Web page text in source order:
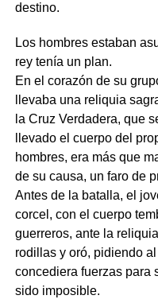
destino.
Los hombres estaban
rey tenía un plan.
En el corazón de su
llevaba una reliquia
la Cruz Verdadera, que
llevado el cuerpo del
hombres, era más que
de su causa, un faro de
Antes de la batalla, el
corcel, con el cuerpo
guerreros, ante la
rodillas y oró, pidiendo
concediera fuerzas para
sido imposible.